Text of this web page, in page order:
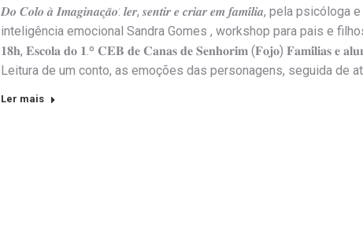
𝑫𝒐 𝑪𝒐𝒍𝒐 𝒂̀ 𝑰𝒎𝒂𝒈𝒊𝒏𝒂𝒄̧𝒂̃𝒐: 𝒍𝒆𝒓, 𝒔𝒆𝒏𝒕𝒊𝒓 𝒆 𝒄𝒓𝒊𝒂𝒓 𝒆𝒎 𝒇𝒂𝒎𝒊́𝒍𝒊𝒂, pela psicóloga
inteligência emocional Sandra Gomes , workshop para pais e
𝟏𝟖𝐡, 𝐄𝐬𝐜𝐨𝐥𝐚 𝐝𝐨 𝟏.º 𝐂𝐄𝐁 𝐝𝐞 𝐂𝐚𝐧𝐚𝐬 𝐝𝐞 𝐒𝐞𝐧𝐡𝐨𝐫𝐢𝐦 (𝐅𝐨𝐣𝐨) 𝐅𝐚𝐦𝐢́𝐥𝐢𝐚𝐬 𝐞
Leitura de um conto, as emoções das personagens, seguida de
Ler mais